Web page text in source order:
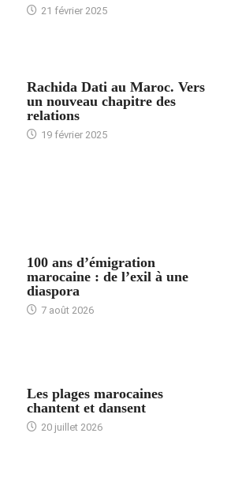
21 février 2025
Rachida Dati au Maroc. Vers
un nouveau chapitre des
relations
19 février 2025
100 ans d’émigration
marocaine : de l’exil à une
diaspora
7 août 2026
Les plages marocaines
chantent et dansent
20 juillet 2026